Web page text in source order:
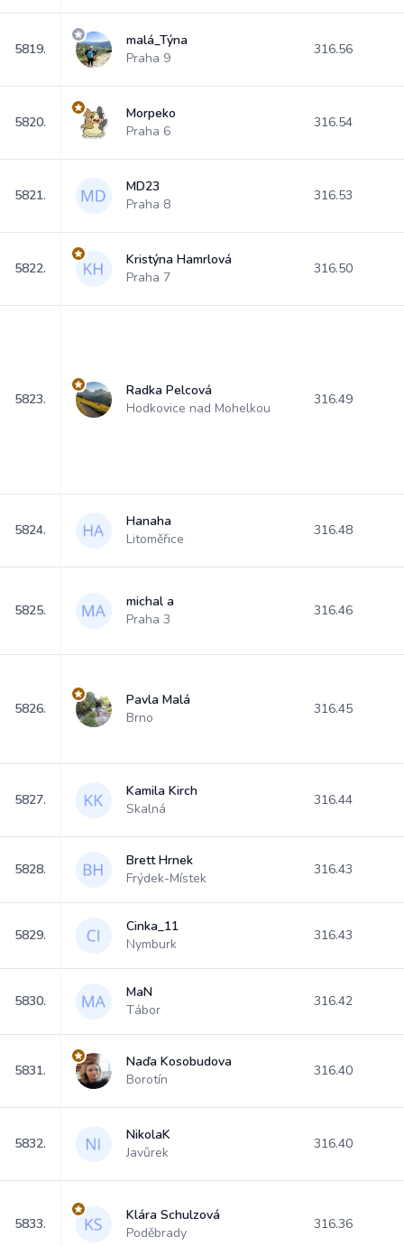
5819.
malá_Týna
Praha 9
316.56
5820.
Morpeko
Praha 6
316.54
5821.
MD23
Praha 8
316.53
5822.
Kristýna Hamrlová
Praha 7
316.50
5823.
Radka Pelcová
Hodkovice nad Mohelkou
316.49
5824.
Hanaha
Litoměřice
316.48
5825.
michal a
Praha 3
316.46
5826.
Pavla Malá
Brno
316.45
5827.
Kamila Kirch
Skalná
316.44
5828.
Brett Hrnek
Frýdek-Místek
316.43
5829.
Cinka_11
Nymburk
316.43
5830.
MaN
Tábor
316.42
5831.
Naďa Kosobudova
Borotín
316.40
5832.
NikolaK
Javůrek
316.40
5833.
Klára Schulzová
Poděbrady
316.36